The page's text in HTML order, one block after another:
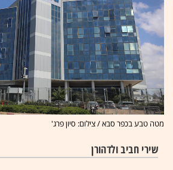
מטה טבע בכפר סבא / צילום: סיון פרג'
שירי חביב ולדהורן